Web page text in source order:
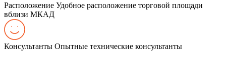
Расположение Удобное расположение торговой площади
вблизи МКАД
Консультанты Опытные технические консультанты